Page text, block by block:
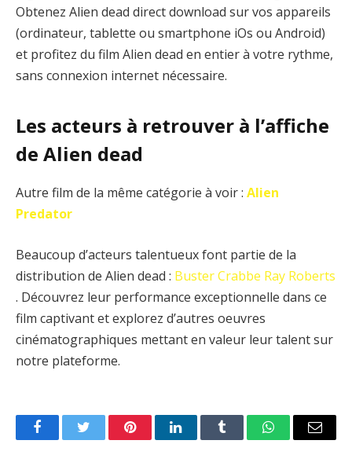
Obtenez Alien dead direct download sur vos appareils
(ordinateur, tablette ou smartphone iOs ou Android)
et profitez du film Alien dead en entier à votre rythme,
sans connexion internet nécessaire.
Les acteurs à retrouver à l’affiche
de Alien dead
Autre film de la même catégorie à voir : Alien
Predator
Beaucoup d’acteurs talentueux font partie de la
distribution de Alien dead : Buster Crabbe Ray Roberts
. Découvrez leur performance exceptionnelle dans ce
film captivant et explorez d’autres oeuvres
cinématographiques mettant en valeur leur talent sur
notre plateforme.
FacebookTwitter PinterestLinkedInTumblr WhatsAppEmail